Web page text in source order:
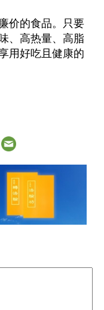
价的食品。只要
、高热量、高脂
用好吃且健康的